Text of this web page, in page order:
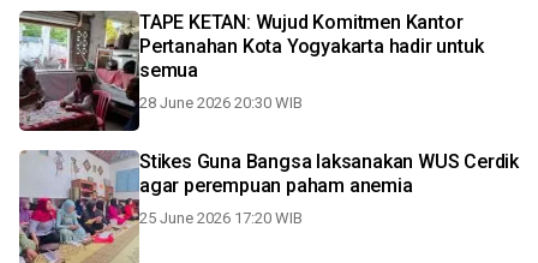
TAPE KETAN: Wujud Komitmen Kantor
Pertanahan Kota Yogyakarta hadir untuk
semua
28 June 2026 20:30 WIB
Stikes Guna Bangsa laksanakan WUS Cerdik
agar perempuan paham anemia
25 June 2026 17:20 WIB